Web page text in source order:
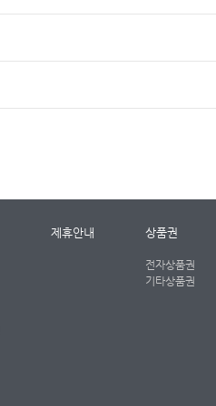
제휴안내 상품권
전자상품권
기타상품권